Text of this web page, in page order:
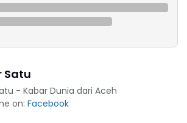
Satu
- Kabar Dunia dari Aceh
on: Facebook